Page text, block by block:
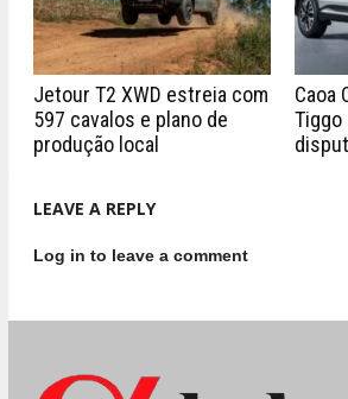
Jetour T2 XWD estreia com
597 cavalos e plano de
produção local
Caoa
Tiggo
LEAVE A REPLY
Log in to leave a comment